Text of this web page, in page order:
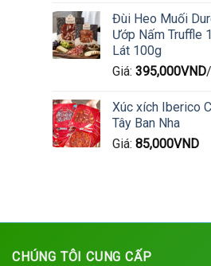
Đùi Heo Muối
Ướp Nấm Truffle
Lát 100g
Giá: 395,000VND
Xúc xích Iberico
Tây Ban Nha
Giá: 85,000VND
CHÚNG TÔI CUNG CẤP